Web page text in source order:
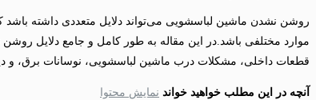
روشن نشدن ماشین لباسشویی می‌تواند دلایل متعددی داشته
موارد مختلفی باشد.در این مقاله به طور کامل و جامع دلایل
قطعات داخلی، مشکلات درب ماشین لباسشویی، نوسانات برق، و
آنچه در این مطلب خواهید خواند نمایش محتوا